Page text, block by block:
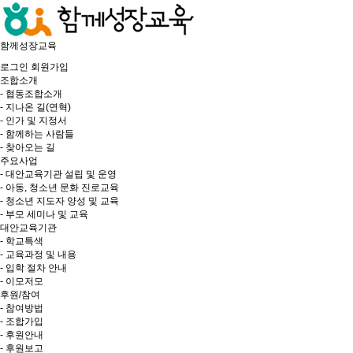
함께성장교육
로그인 회원가입
조합소개
- 협동조합소개
- 지나온 길(연혁)
- 인가 및 지정서
- 함께하는 사람들
- 찾아오는 길
주요사업
- 대안교육기관 설립 및 운영
- 아동, 청소년 문화 진로교육
- 청소년 지도자 양성 및 교육
- 부모 세미나 및 교육
대안교육기관
- 학교특색
- 교육과정 및 내용
- 입학 절차 안내
- 이모저모
후원/참여
- 참여방법
- 조합가입
- 후원안내
- 후원보고